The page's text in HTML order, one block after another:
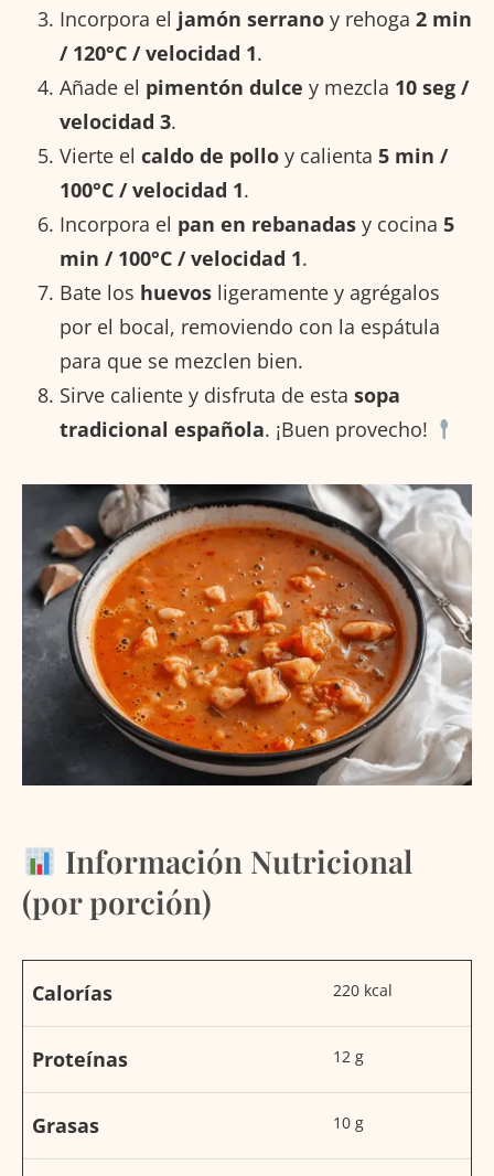
Incorpora el jamón serrano y rehoga 2 min
/ 120°C / velocidad 1.
Añade el pimentón dulce y mezcla 10 seg /
velocidad 3.
Vierte el caldo de pollo y calienta 5 min /
100°C / velocidad 1.
Incorpora el pan en rebanadas y cocina 5
min / 100°C / velocidad 1.
Bate los huevos ligeramente y agrégalos
por el bocal, removiendo con la espátula
para que se mezclen bien.
Sirve caliente y disfruta de esta sopa
tradicional española. ¡Buen provecho!
Información Nutricional
(por porción)
Calorías 220 kcal
Proteínas 12 g
Grasas 10 g